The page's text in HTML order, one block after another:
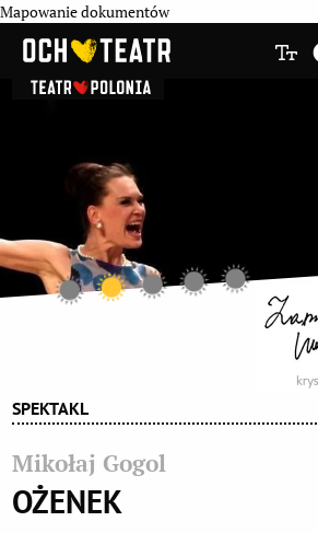
Mapowanie dokumentów
SPEKTAKL
Mikołaj Gogol
OŻENEK